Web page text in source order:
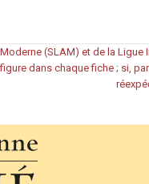
(SLAM) et de la
dans chaque fiche ; si,